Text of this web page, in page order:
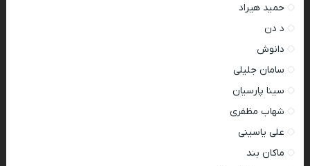
حمید هیراد
د دن
دانوش
سامان جلیلی
سینا پارسیان
شهاب مظفری
علی یاسینی
ماکان بند